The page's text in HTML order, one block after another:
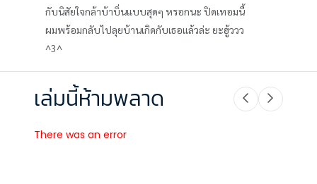
กับนิสัยใจกล้าบ้าบิ่นแบบสุดๆ หรอกนะ ปิดเทอมนี้
ผมพร้อมกลับไปลุยบ้านเกิดกับเธอแล้วล่ะ ยะฮู้ววว
^3^
เล่มนี้ห้ามพลาด
There was an error